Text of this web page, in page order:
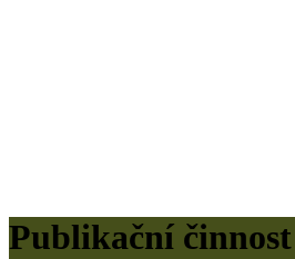
Publikační činnost